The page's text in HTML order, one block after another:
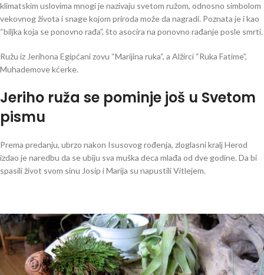
klimatskim uslovima mnogi je nazivaju svetom ružom, odnosno simbolom
vekovnog života i snage kojom priroda može da nagradi. Poznata je i kao
“biljka koja se ponovno rađa”, što asocira na ponovno rađanje posle smrti.
Ružu iz Jerihona Egipćani zovu “Marijina ruka“, a Alžirci “Ruka Fatime”,
Muhademove kćerke.
Jeriho ruža se pominje još u Svetom
pismu
Prema predanju, ubrzo nakon Isusovog rođenja, zloglasni kralj Herod
izdao je naredbu da se ubiju sva muška deca mlađa od dve godine. Da bi
spasili život svom sinu Josip i Marija su napustili Vitlejem.